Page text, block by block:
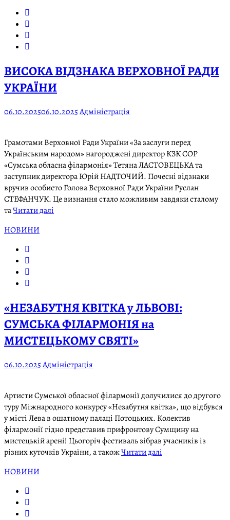
ВИСОКА ВІДЗНАКА ВЕРХОВНОЇ РАДИ
УКРАЇНИ
06.10.202506.10.2025Адміністрація
Грамотами Верховної Ради України «За заслуги перед
Українським народом» нагороджені директор КЗК СОР
«Сумська обласна філармонія» Тетяна ЛАСТОВЕЦЬКА та
заступник директора Юрій НАДТОЧИЙ. Почесні відзнаки
вручив особисто Голова Верховної Ради України Руслан
СТЕФАНЧУК. Це визнання стало можливим завдяки сталому
таЧитати далі
НОВИНИ
«НЕЗАБУТНЯ КВІТКА у ЛЬВОВІ:
СУМСЬКА ФІЛАРМОНІЯ на
МИСТЕЦЬКОМУ СВЯТІ»
06.10.2025Адміністрація
Артисти Сумської обласної філармонії долучилися до другого
туру Міжнародного конкурсу «Незабутня квітка», що відбувся
у місті Лева в ошатному палаці Потоцьких. Колектив
філармонії гідно представив прифронтову Сумщину на
мистецькій арені! Цьогоріч фестиваль зібрав учасників із
різних куточків України, а такожЧитати далі
НОВИНИ